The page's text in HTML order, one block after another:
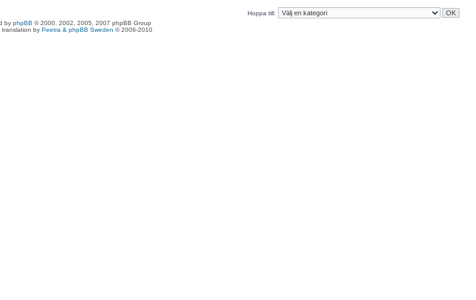
Hoppa till:
by phpBB © 2000, 2002, 2005, 2007 phpBB Group
translation by Peetra & phpBB Sweden © 2006-2010